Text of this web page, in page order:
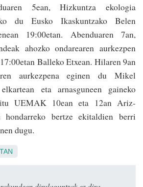
5ean, Hizkuntza ekologia
du Eusko Ikaskuntzako Belen
19:00etan. Abenduaren 7an,
ahozko ondarearen aurkezpen
Balleko Etxean. Hilaren 9an
aurkezpena eginen du Mikel
eta arnasguneen gaineko
UEMAK 10ean eta 12an Ariz­
hondarreko bertze ekitaldien berri
dugu.